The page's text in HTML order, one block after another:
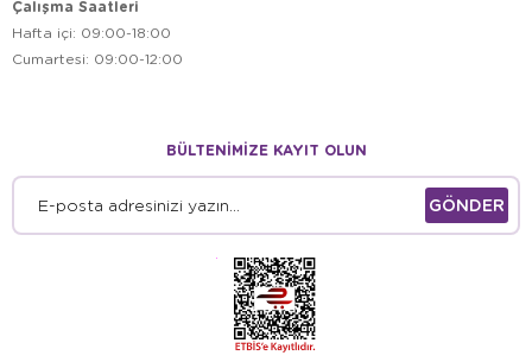
Çalışma Saatleri
Hafta içi: 09:00-18:00
Cumartesi: 09:00-12:00
BÜLTENİMİZE KAYIT OLUN
GÖNDER